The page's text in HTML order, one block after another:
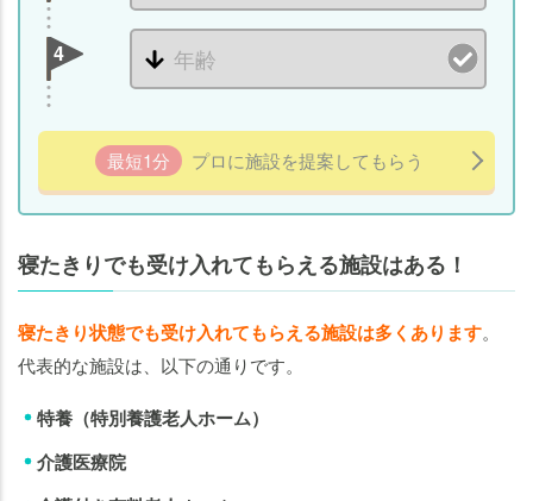
4
最短1分 プロに施設を提案してもらう
寝たきりでも受け入れてもらえる施設はある！
寝たきり状態でも受け入れてもらえる施設は多くあります。
代表的な施設は、以下の通りです。
特養（特別養護老人ホーム）
介護医療院